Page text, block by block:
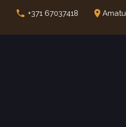
call +371 67037418 place